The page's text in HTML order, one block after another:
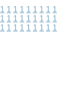
1 1 1 1 1 1 1 1 1
1 1 1 1 1 1 1 1 1
1 1 1 1 1 1 1 1 1